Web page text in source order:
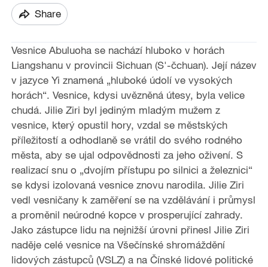
Share
Vesnice Abuluoha se nachází hluboko v horách
Liangshanu v provincii Sichuan (S'-čchuan). Její název
v jazyce Yi znamená „hluboké údolí ve vysokých
horách“. Vesnice, kdysi uvězněná útesy, byla velice
chudá. Jilie Ziri byl jediným mladým mužem z
vesnice, který opustil hory, vzdal se městských
příležitostí a odhodlaně se vrátil do svého rodného
města, aby se ujal odpovědnosti za jeho oživení. S
realizací snu o „dvojím přístupu po silnici a železnici“
se kdysi izolovaná vesnice znovu narodila. Jilie Ziri
vedl vesničany k zaměření se na vzdělávání i průmysl
a proměnil neúrodné kopce v prosperující zahrady.
Jako zástupce lidu na nejnižší úrovni přinesl Jilie Ziri
naděje celé vesnice na Všečínské shromáždění
lidových zástupců (VSLZ) a na Čínské lidové politické